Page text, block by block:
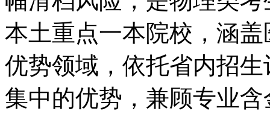
本土重点一本院校，涵
优势领域，依托省内招
集中的优势，兼顾专业